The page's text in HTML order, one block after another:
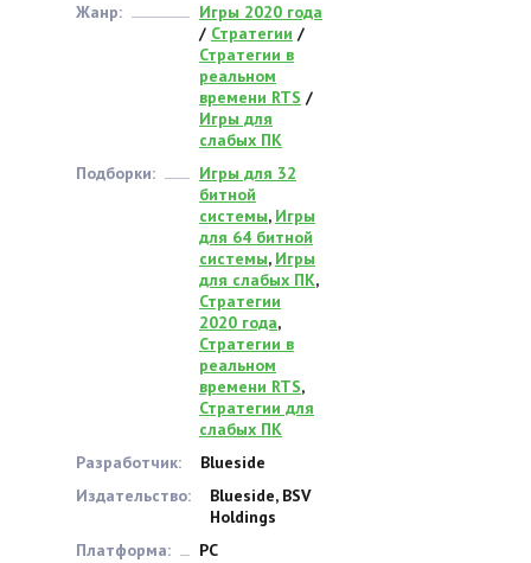
Жанр:
Игры 2020 года
/ Стратегии /
Стратегии в
реальном
времени RTS /
Игры для
слабых ПК
Подборки:
Игры для 32
битной
системы, Игры
для 64 битной
системы, Игры
для слабых ПК,
Стратегии
2020 года,
Стратегии в
реальном
времени RTS,
Стратегии для
слабых ПК
Разработчик:
Blueside
Издательство:
Blueside, BSV
Holdings
Платформа:
PC